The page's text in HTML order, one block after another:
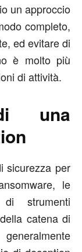
un approccio
completo,
ed evitare di
è molto più
di attività.
una
sicurezza per
le
di strumenti
catena di